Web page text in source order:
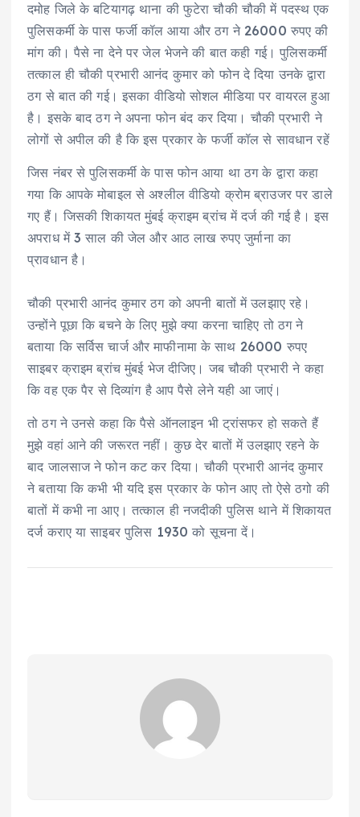
दमोह जिले के बटियागढ़ थाना की फुटेरा चौकी चौकी में पदस्थ एक
पुलिसकर्मी के पास फर्जी कॉल आया और ठग ने 26000 रुपए की
मांग की। पैसे ना देने पर जेल भेजने की बात कही गई। पुलिसकर्मी
तत्काल ही चौकी प्रभारी आनंद कुमार को फोन दे दिया उनके द्वारा
ठग से बात की गई। इसका वीडियो सोशल मीडिया पर वायरल हुआ
है। इसके बाद ठग ने अपना फोन बंद कर दिया। चौकी प्रभारी ने
लोगों से अपील की है कि इस प्रकार के फर्जी कॉल से सावधान रहें
जिस नंबर से पुलिसकर्मी के पास फोन आया था ठग के द्वारा कहा
गया कि आपके मोबाइल से अश्लील वीडियो क्रोम ब्राउजर पर डाले
गए हैं। जिसकी शिकायत मुंबई क्राइम ब्रांच में दर्ज की गई है। इस
अपराध में 3 साल की जेल और आठ लाख रुपए जुर्माना का
प्रावधान है।
चौकी प्रभारी आनंद कुमार ठग को अपनी बातों में उलझाए रहे।
उन्होंने पूछा कि बचने के लिए मुझे क्या करना चाहिए तो ठग ने
बताया कि सर्विस चार्ज और माफीनामा के साथ 26000 रुपए
साइबर क्राइम ब्रांच मुंबई भेज दीजिए। जब चौकी प्रभारी ने कहा
कि वह एक पैर से दिव्यांग है आप पैसे लेने यही आ जाएं।
तो ठग ने उनसे कहा कि पैसे ऑनलाइन भी ट्रांसफर हो सकते हैं
मुझे वहां आने की जरूरत नहीं। कुछ देर बातों में उलझाए रहने के
बाद जालसाज ने फोन कट कर दिया। चौकी प्रभारी आनंद कुमार
ने बताया कि कभी भी यदि इस प्रकार के फोन आए तो ऐसे ठगो की
बातों में कभी ना आए। तत्काल ही नजदीकी पुलिस थाने में शिकायत
दर्ज कराए या साइबर पुलिस 1930 को सूचना दें।